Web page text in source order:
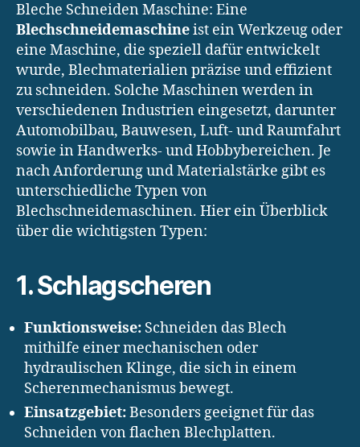
Bleche Schneiden Maschine: Eine
Blechschneidemaschineist ein Werkzeug oder
eine Maschine, die speziell dafür entwickelt
wurde, Blechmaterialien präzise und effizient
zu schneiden. Solche Maschinen werden in
verschiedenen Industrien eingesetzt, darunter
Automobilbau, Bauwesen, Luft- und Raumfahrt
sowie in Handwerks- und Hobbybereichen. Je
nach Anforderung und Materialstärke gibt es
unterschiedliche Typen von
Blechschneidemaschinen. Hier ein Überblick
über die wichtigsten Typen:
1. Schlagscheren
Funktionsweise: Schneiden das Blech
mithilfe einer mechanischen oder
hydraulischen Klinge, die sich in einem
Scherenmechanismus bewegt.
Einsatzgebiet:Besonders geeignet für das
Schneiden von flachen Blechplatten.